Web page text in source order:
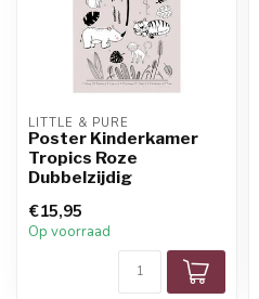
LITTLE & PURE
Poster Kinderkamer
Tropics Roze
Dubbelzijdig
€15,95
Op voorraad